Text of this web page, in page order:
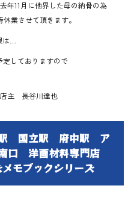
年11月に他界した母の納骨の為
業させて頂きます。
…
定しておりますので
主 長谷川達也
駅 国立駅 府中駅 ア
口 洋画材料専門店
モブックシリーズ